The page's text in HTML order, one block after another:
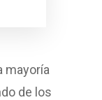
mayoría
de los